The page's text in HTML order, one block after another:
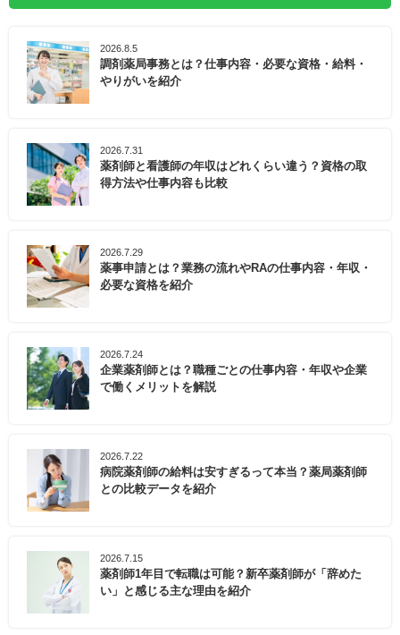
2026.8.5
調剤薬局事務とは？仕事内容・必要な資格・給料・
やりがいを紹介
2026.7.31
薬剤師と看護師の年収はどれくらい違う？資格の取
得方法や仕事内容も比較
2026.7.29
薬事申請とは？業務の流れやRAの仕事内容・年収・
必要な資格を紹介
2026.7.24
企業薬剤師とは？職種ごとの仕事内容・年収や企業
で働くメリットを解説
2026.7.22
病院薬剤師の給料は安すぎるって本当？薬局薬剤師
との比較データを紹介
2026.7.15
薬剤師1年目で転職は可能？新卒薬剤師が「辞めた
い」と感じる主な理由を紹介